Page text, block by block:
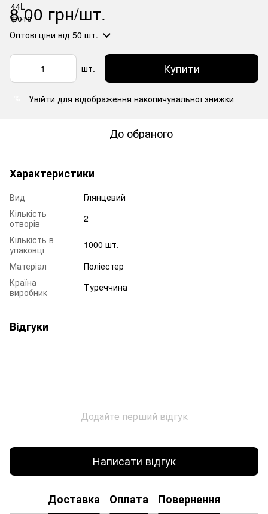
8.00 грн/шт.
Оптові ціни від 50 шт.
шт. Купити
Увійти для відображення накопичувальної знижки
До обраного
Характеристики
Вид
Глянцевий
Кількість
отворів
2
Кількість в
упаковці
1000 шт.
Матеріал
Поліестер
Країна
виробник
Туреччина
Відгуки
Додайте перший відгук
Написати відгук
Доставка Оплата Повернення